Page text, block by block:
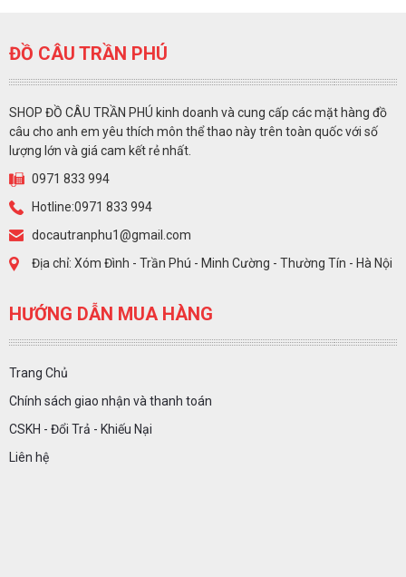
ĐỒ CÂU TRẦN PHÚ
SHOP ĐỒ CÂU TRẦN PHÚ kinh doanh và cung cấp các mặt hàng đồ
câu cho anh em yêu thích môn thể thao này trên toàn quốc với số
lượng lớn và giá cam kết rẻ nhất.
0971 833 994
Hotline:0971 833 994
docautranphu1@gmail.com
Địa chỉ: Xóm Đình - Trần Phú - Minh Cường - Thường Tín - Hà Nội
HƯỚNG DẪN MUA HÀNG
Trang Chủ
Chính sách giao nhận và thanh toán
CSKH - Đổi Trả - Khiếu Nại
Liên hệ